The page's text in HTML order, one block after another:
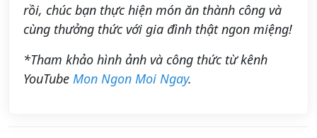
rồi, chúc bạn thực hiện món ăn thành công và
cùng thưởng thức với gia đình thật ngon miệng!
*Tham khảo hình ảnh và công thức từ kênh
YouTube Mon Ngon Moi Ngay.